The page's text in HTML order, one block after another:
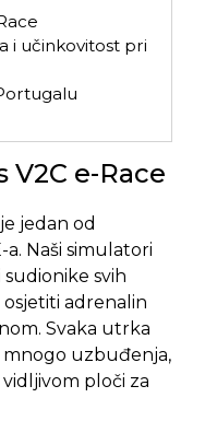
i učinkovitost pri
V2C e-Race
jedan od
Naši simulatori
svih
adrenalin
Svaka utrka
mnogo uzbuđenja,
ploči za